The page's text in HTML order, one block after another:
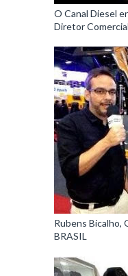
O Canal Diesel
Diretor
Rubens Bicalho,
BRASIL